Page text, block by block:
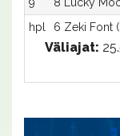
hpl
6 Zeki Font
Väliajat: